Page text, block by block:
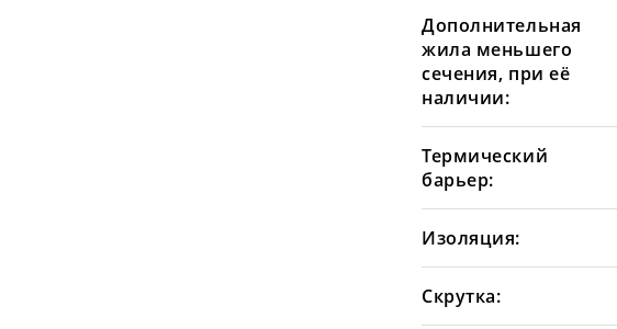
Дополнительная
жила меньшего
сечения, при её
наличии:
Термический
барьер:
Изоляция:
Скрутка: